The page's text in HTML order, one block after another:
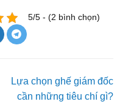
1.326.000₫.
5/5 - (2 bình chọn)
Lựa chọn ghế giám đốc
cần những tiêu chí gì?